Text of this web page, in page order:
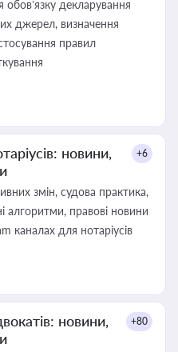
обов’язку декларування
джерел, визначення
правил
новини,
+6
змін, судова практика,
алгоритми, правові новини
каналах для нотаріусів
новини,
+80